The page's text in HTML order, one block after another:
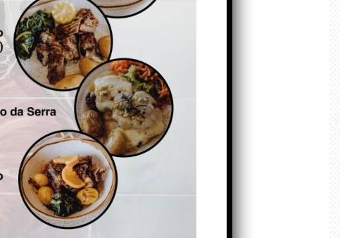
A marca Sporting em
todo o mundo está a
crescer atrás de
Ronaldo. Autor: Paulo
Freitas do Amaral
5 de Agosto de 2026
Falso crescimento…
Autor: Nuno Pereira
1 de Agosto de 2026
Tadei Pogacar vence o “Tour” – A
“Volta a França em Bicicleta” pela
quinta vez! Autor: João Dinis
27 de Julho de 2026
Condecorem o Primeiro ! – que ele